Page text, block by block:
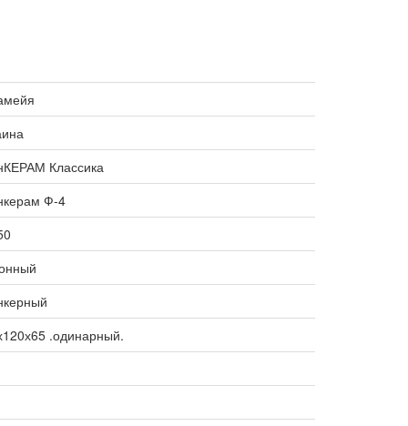
Классика
Ф-4
.одинарный.